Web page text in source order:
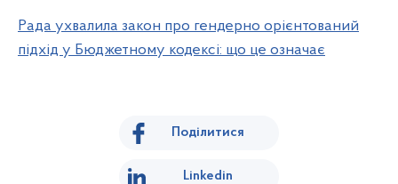
Рада ухвалила закон про гендерно орієнтований
підхід у Бюджетному кодексі: що це означає
Поділитися
Linkedin